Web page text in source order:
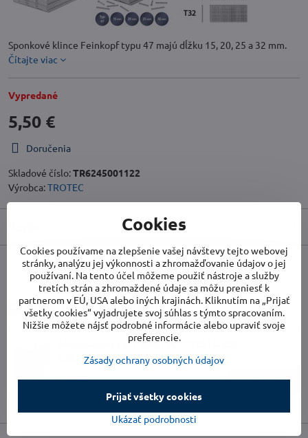
Sponkové klince Feinkopf typu 47 majú dĺžku 15, 20, 25 a 32 mm.
Čítajte viac
Vypredané
5,50 €
Doručenia
Skladové číslo:TR6245001122
Výrobca:TROTEC
FacebookTwitterBlueskyPinterestRedditLinkedInWhatsApp
E-
mail
Súvisiace produkty
Aku sponkovačka TROTEC PTNS 10-20V
2 až 3 týždne
109 € Do košíka
Cookies
Cookies používame na zlepšenie vašej návštevy tejto webovej
stránky, analýzu jej výkonnosti a zhromažďovanie údajov o jej
používaní. Na tento účel môžeme použiť nástroje a služby
tretích strán a zhromaždené údaje sa môžu preniesť k
partnerom v EÚ, USA alebo iných krajinách. Kliknutím na „Prijať
všetky cookies“ vyjadrujete svoj súhlas s týmto spracovaním.
Nižšie môžete nájsť podrobné informácie alebo upraviť svoje
preferencie.
Zásady ochrany osobných údajov
Ukázať podrobnosti
Prijať všetky cookies